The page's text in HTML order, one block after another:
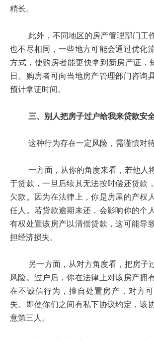
稍长。
此外，不同地区的房产管理部门工
也不尽相同，一些地方可能会通过优化
方式，使购房者能更快拿到新房产证，
日。购房者可向当地房产管理部门咨询
预计拿证时间。
三、别人把房子过户给我来贷款安
这种行为存在一定风险，需谨慎对待
一方面，从你的角度来看，若他人将
于贷款，一旦后续其无法按时偿还贷款
欠款。因为在法律上，你是房屋的产权
任人。若贷款逾期未还，会影响你的个
有权处置该房产以清偿贷款，这可能导
担经济损失。
另一方面，从对方角度看，把房子
风险。过户后，你在法律上对该房产拥
在不诚信行为，擅自处置房产，对方
失。即使你们之间有私下协议约定，该
意第三人。